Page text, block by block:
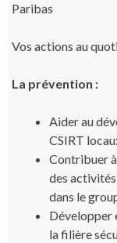
Paribas
Vos actions au
La prévention :
Aider au
CSIRT
Contribuer à
des
dans le
Développer
la filière